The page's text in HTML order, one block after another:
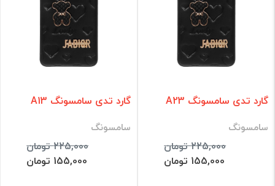
گارد تدی سامسونگ A23
سامسونگ
225,000 تومان
155,000 تومان
گارد تدی سامسونگ A13
سامسونگ
225,000 تومان
155,000 تومان